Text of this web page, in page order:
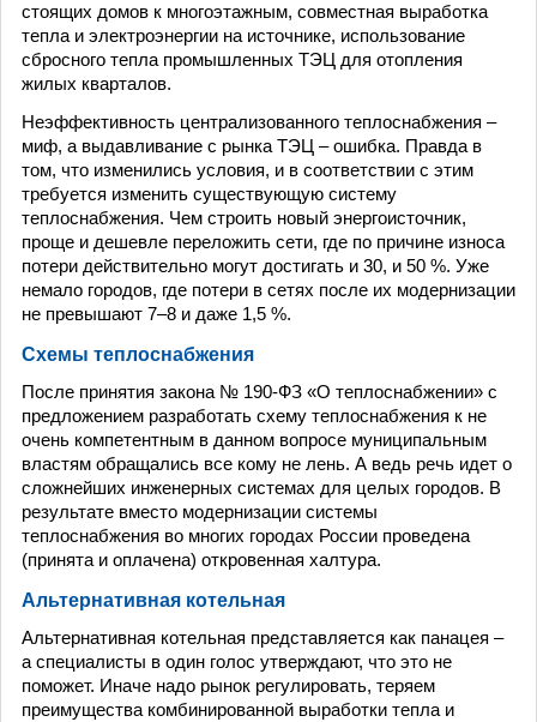
стоящих домов к многоэтажным, совместная выработка
тепла и электроэнергии на источнике, использование
сбросного тепла промышленных ТЭЦ для отопления
жилых кварталов.
Неэффективность централизованного теплоснабжения –
миф, а выдавливание с рынка ТЭЦ – ошибка. Правда в
том, что изменились условия, и в соответствии с этим
требуется изменить существующую систему
теплоснабжения. Чем строить новый энергоисточник,
проще и дешевле переложить сети, где по причине износа
потери действительно могут достигать и 30, и 50 %. Уже
немало городов, где потери в сетях после их модернизации
не превышают 7–8 и даже 1,5 %.
Схемы теплоснабжения
После принятия закона № 190-ФЗ «О теплоснабжении» с
предложением разработать схему теплоснабжения к не
очень компетентным в данном вопросе муниципальным
властям обращались все кому не лень. А ведь речь идет о
сложнейших инженерных системах для целых городов. В
результате вместо модернизации системы
теплоснабжения во многих городах России проведена
(принята и оплачена) откровенная халтура.
Альтернативная котельная
Альтернативная котельная представляется как панацея –
а специалисты в один голос утверждают, что это не
поможет. Иначе надо рынок регулировать, теряем
преимущества комбинированной выработки тепла и